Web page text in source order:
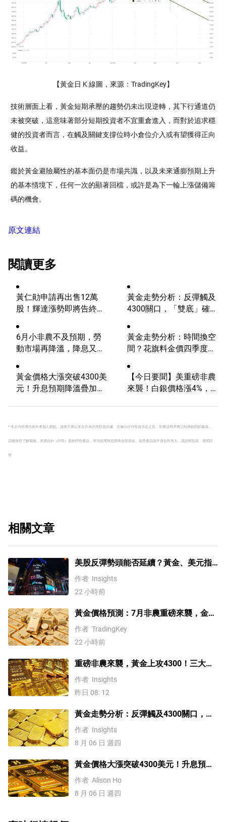
【黃金日 K 線圖，來源：TradingKey】
技術層面上看，黃金短期承壓的趨勢仍未出現逆轉，其下行通道仍
未被突破，這意味著部分短期投資者不宜重倉進入，而對於追求穩
健的投資者而言，在觸及關鍵支撐位時小倉位介入或有望獲得正向
收益。
鑑於黃金避險屬性的基本面仍是市場共識，以及未來通膨預期上升
的基本情境下，任何一次的顯著回檔，或許是為下一輪上漲儲備籌
碼的機會。
原文連結
閱讀更多
黃仁勛申請再出售12萬
股！輝達漲勢即將告終？
黃金走勢分析：反彈觸及
4300關口，「雙底」確立
6月小非農不及預期，勞
動市場再降溫，降息又邁
黃金走勢分析：時間換空
間？花旗料金價四季度上
黃金價格大漲突破4300美
元！升息預期降溫疊加央
【今日要聞】美重磅非農
來襲！白銀價格漲4%，
* 本文內容僅代表作者個人觀點，讀者不應以本文作為任何投資依據。在做出任何投資決定之前，您應該尋求獨立財務顧問的建議，
以確保您了解風險。 差價合約（CFD）是槓桿性產品，有可能導致您損失全部資金。這些產品並不適合所有人，請謹慎投資。 查閱詳
情
相關文章
美股反彈勢頭能否延續？黃金、美元指
數、費半指數、納指100技術分析
作者 Insights
22 小時前
黃金價格預測：7月非農重磅來襲，金價
站上4300美元後還能漲嗎？
作者 TradingKey
22 小時前
重磅非農來襲，黃金上攻4300！三大因
素預示金價升勢有望延續
作者 Insights
昨日 08: 12
黃金走勢分析：反彈觸及4300關口，
「雙底」確立劍指這一目標！
作者 Insights
8 月 06 日 週四
黃金價格大漲突破4300美元！升息預期
降溫疊加央行購金，未來持續漲？
作者 Alison Ho
8 月 06 日 週四